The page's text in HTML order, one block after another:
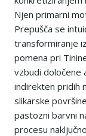
Njen primarni
Prepušča se
transformiranje
pomena pri
vzbudi določene
indirekten pridih
slikarske
pastozni barvni
procesu